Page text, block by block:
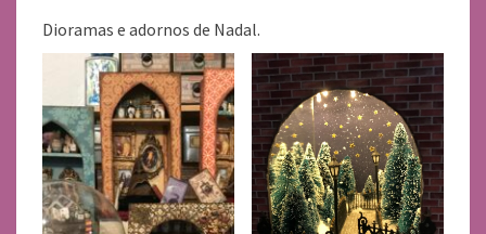
Dioramas e adornos de Nadal.